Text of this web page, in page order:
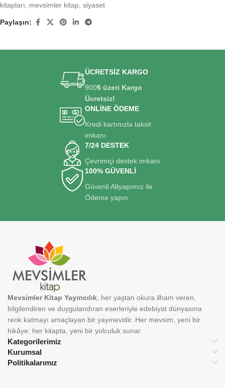
kitapları
mevsimler kitap siyaset
Paylaşın:
ÜCRETSİZ KARGO
900₺ üzeri Kargo
Ücretsiz!
ONLİNE ÖDEME
Kredi kartınızla taksit
imkanı
7/24 DESTEK
Çevrimiçi destek imkanı.
100% GÜVENLİ
Güvenli Altyapımız ile
Ödeme yapın.
Kategorilerimiz
Kurumsal
Politikalarımız
Mevsimler Kitap Yayıncılık , her yaştan okura ilham veren,
bilgilendiren ve duygulandıran eserleriyle edebiyat dünyasına
renk katmayı amaçlayan bir yayınevidir. Her mevsim, yeni bir
hikâye; her kitapta, yeni bir yolculuk sunar.